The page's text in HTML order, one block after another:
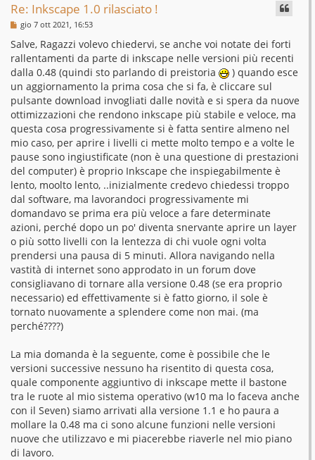
Re: Inkscape 1.0 rilasciato !
M
e
s
s
a
g
g
i
o
gio 7 ott 2021, 16:53
Salve, Ragazzi volevo chiedervi, se anche voi notate dei forti
rallentamenti da parte di inkscape nelle versioni più recenti
dalla 0.48 (quindi sto parlando di preistoria
) quando esce
un aggiornamento la prima cosa che si fa, è cliccare sul
pulsante download invogliati dalle novità e si spera da nuove
ottimizzazioni che rendono inkscape più stabile e veloce, ma
questa cosa progressivamente si è fatta sentire almeno nel
mio caso, per aprire i livelli ci mette molto tempo e a volte le
pause sono ingiustificate (non è una questione di prestazioni
del computer) è proprio Inkscape che inspiegabilmente è
lento, moolto lento, ..inizialmente credevo chiedessi troppo
dal software, ma lavorandoci progressivamente mi
domandavo se prima era più veloce a fare determinate
azioni, perché dopo un po' diventa snervante aprire un layer
o più sotto livelli con la lentezza di chi vuole ogni volta
prendersi una pausa di 5 minuti. Allora navigando nella
vastità di internet sono approdato in un forum dove
consigliavano di tornare alla versione 0.48 (se era proprio
necessario) ed effettivamente si è fatto giorno, il sole è
tornato nuovamente a splendere come non mai. (ma
perché????)
La mia domanda è la seguente, come è possibile che le
versioni successive nessuno ha risentito di questa cosa,
quale componente aggiuntivo di inkscape mette il bastone
tra le ruote al mio sistema operativo (w10 ma lo faceva anche
con il Seven) siamo arrivati alla versione 1.1 e ho paura a
mollare la 0.48 ma ci sono alcune funzioni nelle versioni
nuove che utilizzavo e mi piacerebbe riaverle nel mio piano
di lavoro.